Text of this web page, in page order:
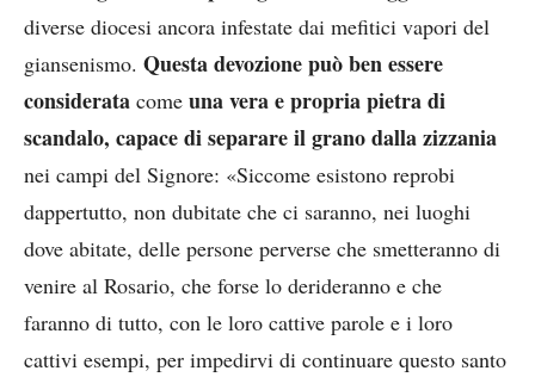
diverse diocesi ancora infestate dai mefitici vapori del
giansenismo. Questa devozione può ben essere
considerata come una vera e propria pietra di
scandalo, capace di separare il grano dalla zizzania
nei campi del Signore: «Siccome esistono reprobi
dappertutto, non dubitate che ci saranno, nei luoghi
dove abitate, delle persone perverse che smetteranno di
venire al Rosario, che forse lo derideranno e che
faranno di tutto, con le loro cattive parole e i loro
cattivi esempi, per impedirvi di continuare questo santo